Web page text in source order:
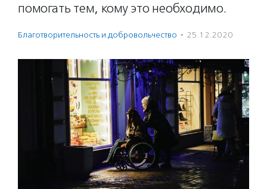
помогать тем, кому это необходимо.
Благотвори­тель­ность и доброволь­чест­во · 25.12.2020